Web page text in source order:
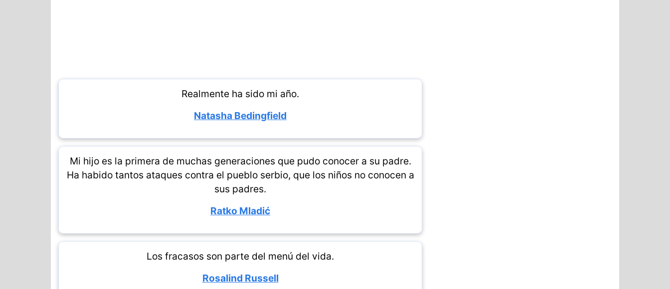
Realmente ha sido mi año.
Natasha Bedingfield
Mi hijo es la primera de muchas generaciones que pudo conocer a su padre.
Ha habido tantos ataques contra el pueblo serbio, que los niños no conocen a
sus padres.
Ratko Mladić
Los fracasos son parte del menú del vida.
Rosalind Russell